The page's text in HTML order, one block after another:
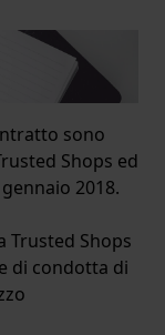
sono
Shops ed
2018.
Trusted Shops
di condotta di